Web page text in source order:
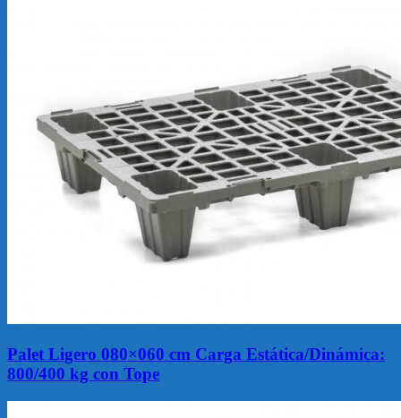
Palet Ligero 080×060 cm Carga Estática/Dinámica:
800/400 kg con Tope